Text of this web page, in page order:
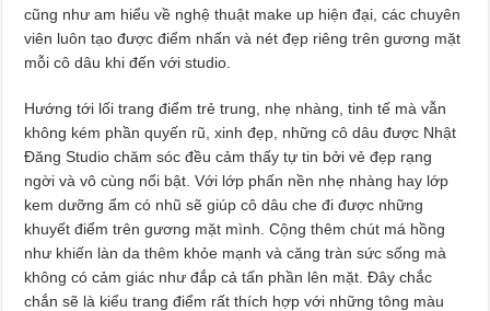
cũng như am hiểu về nghệ thuật make up hiện đại, các chuyên
viên luôn tạo được điểm nhấn và nét đẹp riêng trên gương mặt
mỗi cô dâu khi đến với studio.
Hướng tới lối trang điểm trẻ trung, nhẹ nhàng, tinh tế mà vẫn
không kém phần quyến rũ, xinh đẹp, những cô dâu được Nhật
Đăng Studio chăm sóc đều cảm thấy tự tin bởi vẻ đẹp rạng
ngời và vô cùng nổi bật. Với lớp phấn nền nhẹ nhàng hay lớp
kem dưỡng ẩm có nhũ sẽ giúp cô dâu che đi được những
khuyết điểm trên gương mặt mình. Cộng thêm chút má hồng
như khiến làn da thêm khỏe mạnh và căng tràn sức sống mà
không có cảm giác như đắp cả tấn phần lên mặt. Đây chắc
chắn sẽ là kiểu trang điểm rất thích hợp với những tông màu